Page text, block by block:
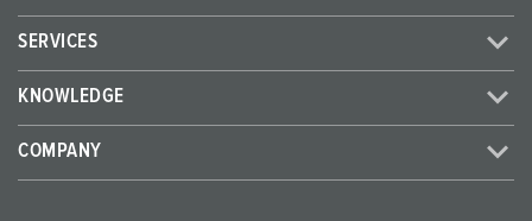
SERVICES
KNOWLEDGE
COMPANY